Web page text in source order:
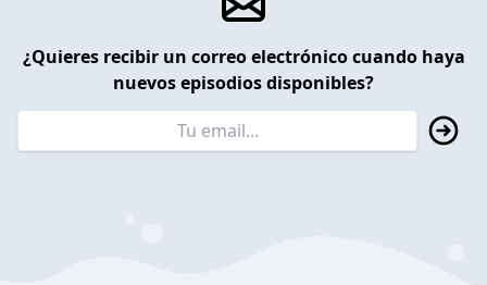
¿Quieres recibir un correo electrónico cuando haya
nuevos episodios disponibles?